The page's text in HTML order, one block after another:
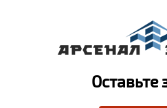
Оставьте